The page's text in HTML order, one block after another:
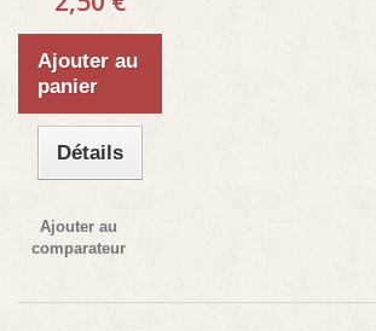
Ajouter au
panier
Détails
Ajouter au
comparateur